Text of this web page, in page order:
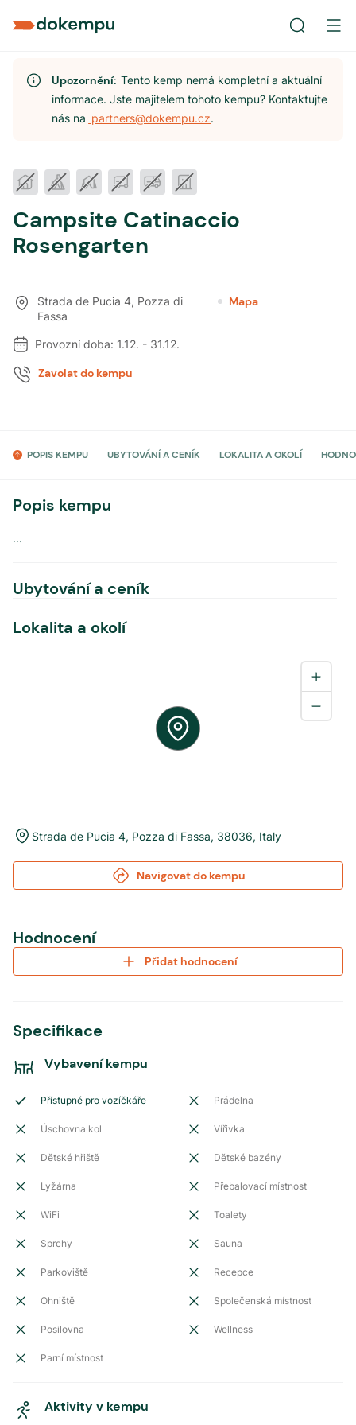
Upozornění:Tento kemp nemá kompletní a aktuální
informace. Jste majitelem tohoto kempu? Kontaktujte
nás na partners@dokempu.cz.
Campsite Catinaccio
Rosengarten
Strada de Pucia 4, Pozza di
Fassa
Mapa
Provozní doba: 1.12. - 31.12.
Zavolat do kempu
POPIS KEMPU UBYTOVÁNÍ A CENÍK LOKALITA A OKOLÍ
Popis kempu
...
Ubytování a ceník
Lokalita a okolí
Strada de Pucia 4, Pozza di Fassa, 38036, Italy
Navigovat do kempu
Hodnocení
Přidat hodnocení
Specifikace
Vybavení kempu
Přístupné pro vozíčkáře Prádelna
Úschovna kol Vířivka
Dětské hřiště Dětské bazény
Lyžárna Přebalovací místnost
WiFi Toalety
Sprchy Sauna
Parkoviště Recepce
Ohniště Společenská místnost
Posilovna Wellness
Parní místnost
Aktivity v kempu